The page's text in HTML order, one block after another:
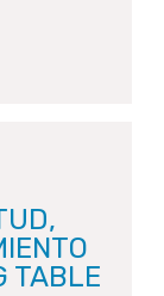
TABLE